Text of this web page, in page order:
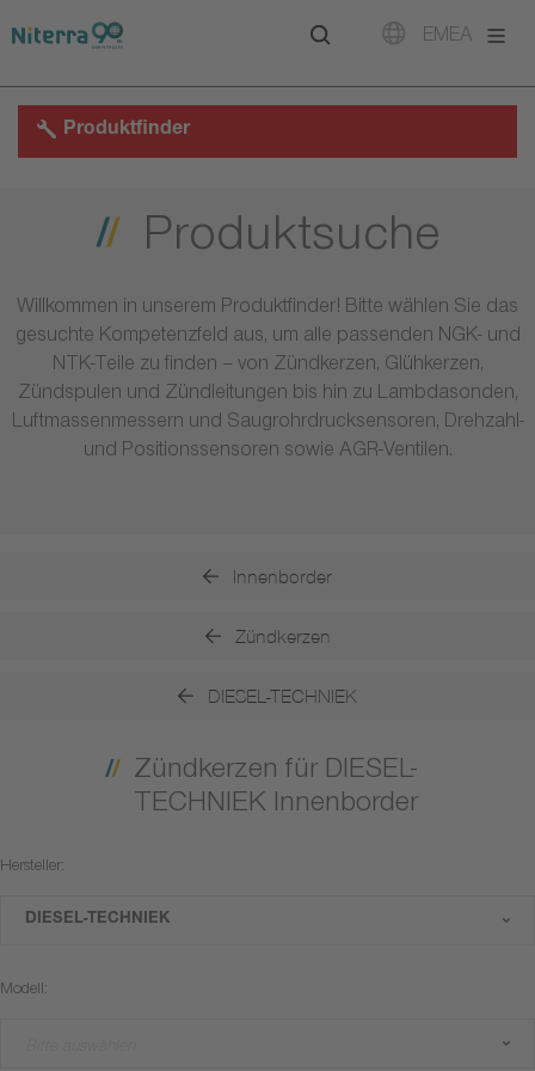
to
to
to
EMEA
Produktfinder
Produktsuche
Willkommen in unserem Produktfinder! Bitte wählen Sie das
gesuchte Kompetenzfeld aus, um alle passenden NGK- und
NTK-Teile zu finden – von Zündkerzen, Glühkerzen,
Zündspulen und Zündleitungen bis hin zu Lambdasonden,
Luftmassenmessern und Saugrohrdrucksensoren, Drehzahl-
und Positionssensoren sowie AGR-Ventilen.
Innenborder
Zündkerzen
DIESEL-TECHNIEK
Zündkerzen für DIESEL-
TECHNIEK Innenborder
Hersteller:
DIESEL-TECHNIEK
Modell: